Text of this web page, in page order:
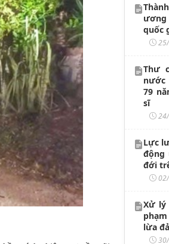
quốc
Thư
nước
79
sĩ
Lực
động
đới
Xử lý
lừa